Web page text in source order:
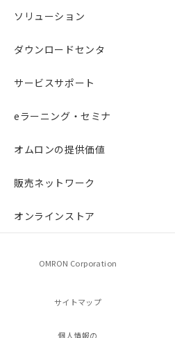
ソリューション
ダウンロードセンタ
サービスサポート
eラーニング・セミナ
オムロンの提供価値
販売ネットワーク
オンラインストア
OMRON Corporation
サイトマップ
個人情報の